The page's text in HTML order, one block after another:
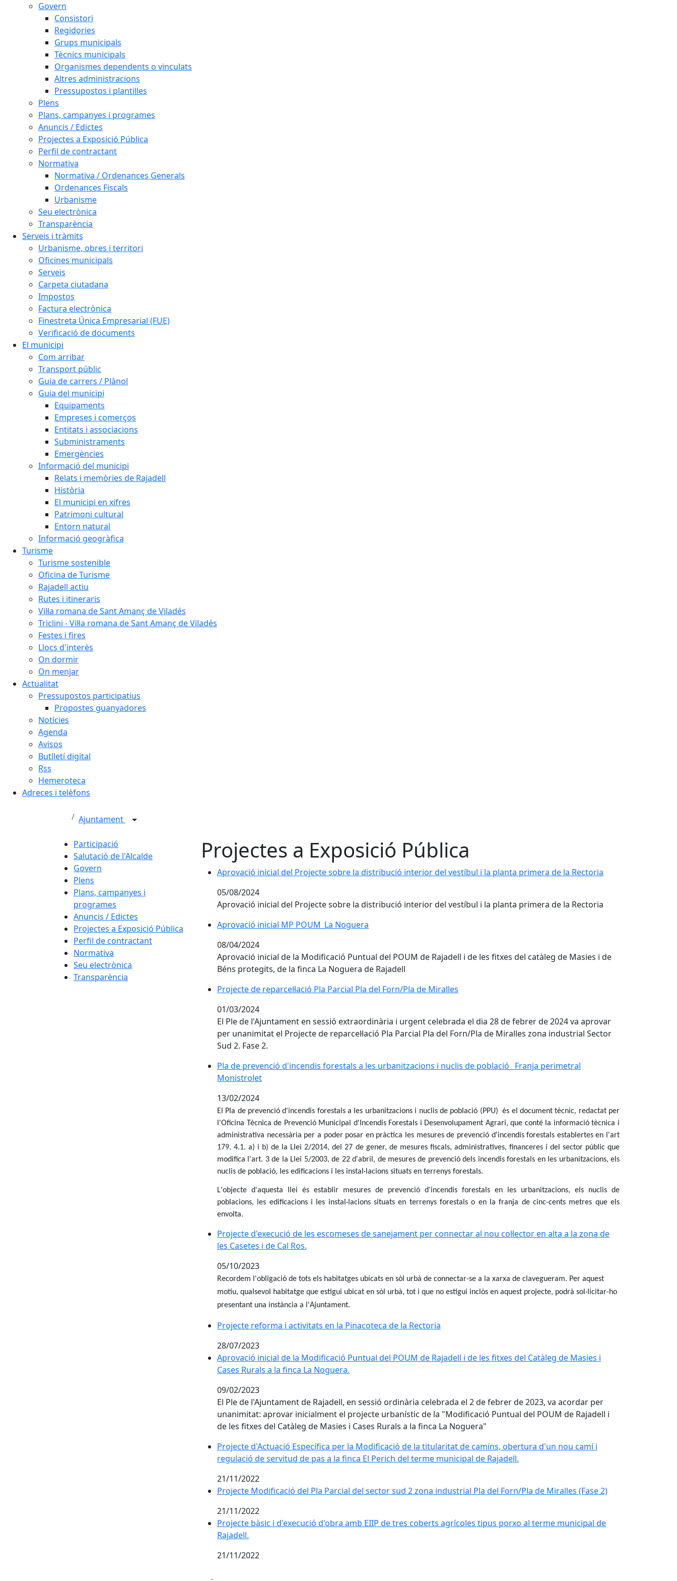
Govern
Consistori
Regidories
Grups municipals
Tècnics municipals
Organismes dependents o vinculats
Altres administracions
Pressupostos i plantilles
Plens
Plans, campanyes i programes
Anuncis / Edictes
Projectes a Exposició Pública
Perfil de contractant
Normativa
Normativa / Ordenances Generals
Ordenances Fiscals
Urbanisme
Seu electrònica
Transparència
Serveis i tràmits
Urbanisme, obres i territori
Oficines municipals
Serveis
Carpeta ciutadana
Impostos
Factura electrònica
Finestreta Única Empresarial (FUE)
Verificació de documents
El municipi
Com arribar
Transport públic
Guia de carrers / Plànol
Guia del municipi
Equipaments
Empreses i comerços
Entitats i associacions
Subministraments
Emergències
Informació del municipi
Relats i memòries de Rajadell
Història
El municipi en xifres
Patrimoni cultural
Entorn natural
Informació geogràfica
Turisme
Turisme sostenible
Oficina de Turisme
Rajadell actiu
Rutes i itineraris
Vil·la romana de Sant Amanç de Viladés
Triclini - Vil·la romana de Sant Amanç de Viladés
Festes i fires
Llocs d'interès
On dormir
On menjar
Actualitat
Pressupostos participatius
Propostes guanyadores
Notícies
Agenda
Avisos
Butlletí digital
Rss
Hemeroteca
Adreces i telèfons
Ajuntament
Participació
Salutació de l'Alcalde
Govern
Plens
Plans, campanyes i
programes
Anuncis / Edictes
Projectes a Exposició Pública
Perfil de contractant
Normativa
Seu electrònica
Transparència
Projectes a Exposició Pública
Aprovació inicial del Projecte sobre la distribució interior del vestíbul i la planta primera de la Rectoria
05/08/2024
Aprovació inicial del Projecte sobre la distribució interior del vestíbul i la planta primera de la Rectoria
Aprovació inicial MP POUM_La Noguera
08/04/2024
Aprovació inicial de la Modificació Puntual del POUM de Rajadell i de les fitxes del catàleg de Masies i de
Béns protegits, de la finca La Noguera de Rajadell
Projecte de reparcel·lació Pla Parcial Pla del Forn/Pla de Miralles
01/03/2024
El Ple de l'Ajuntament en sessió extraordinària i urgent celebrada el dia 28 de febrer de 2024 va aprovar
per unanimitat el Projecte de reparcel·lació Pla Parcial Pla del Forn/Pla de Miralles zona industrial Sector
Sud 2. Fase 2.
Pla de prevenció d'incendis forestals a les urbanitzacions i nuclis de població_ Franja perimetral
Monistrolet
13/02/2024
El Pla de prevenció d'incendis forestals a les urbanitzacions i nuclis de població (PPU) és el document tècnic, redactat per
l'Oficina Tècnica de Prevenció Municipal d'Incendis Forestals i Desenvolupament Agrari, que conté la informació tècnica i
administrativa necessària per a poder posar en pràctica les mesures de prevenció d'incendis forestals establertes en l'art
179. 4.1. a) i b) de la Llei 2/2014, del 27 de gener, de mesures fiscals, administratives, financeres i del sector públic que
modifica l'art. 3 de la Llei 5/2003, de 22 d'abril, de mesures de prevenció dels incendis forestals en les urbanitzacions, els
nuclis de població, les edificacions i les instal·lacions situats en terrenys forestals.
L'objecte d'aquesta llei és establir mesures de prevenció d'incendis forestals en les urbanitzacions, els nuclis de
poblacions, les edificacions i les instal·lacions situats en terrenys forestals o en la franja de cinc-cents metres que els
envolta.
Projecte d'execució de les escomeses de sanejament per connectar al nou col·lector en alta a la zona de
les Casetes i de Cal Ros.
05/10/2023
Recordem l'obligació de tots els habitatges ubicats en sòl urbà de connectar-se a la xarxa de clavegueram. Per aquest
motiu, qualsevol habitatge que estigui ubicat en sòl urbà, tot i que no estigui inclòs en aquest projecte, podrà sol·licitar-ho
presentant una instància a l'Ajuntament.
Projecte reforma i activitats en la Pinacoteca de la Rectoria
28/07/2023
Aprovació inicial de la Modificació Puntual del POUM de Rajadell i de les fitxes del Catàleg de Masies i
Cases Rurals a la finca La Noguera.
09/02/2023
El Ple de l'Ajuntament de Rajadell, en sessió ordinària celebrada el 2 de febrer de 2023, va acordar per
unanimitat: aprovar inicialment el projecte urbanístic de la "Modificació Puntual del POUM de Rajadell i
de les fitxes del Catàleg de Masies i Cases Rurals a la finca La Noguera"
Projecte d'Actuació Específica per la Modificació de la titularitat de camins, obertura d'un nou camí i
regulació de servitud de pas a la finca El Perich del terme municipal de Rajadell.
21/11/2022
Projecte Modificació del Pla Parcial del sector sud 2 zona industrial Pla del Forn/Pla de Miralles (Fase 2)
21/11/2022
Projecte bàsic i d'execució d'obra amb EIIP de tres coberts agrícoles tipus porxo al terme municipal de
Rajadell.
21/11/2022